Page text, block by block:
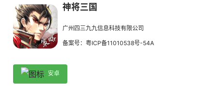
神将三国
广州四三九九信息科技有限公司
备案号：粤ICP备11010538号-54A
安卓